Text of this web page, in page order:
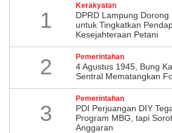
1
Kerakyatan
DPRD Lampung Dorong
untuk Tingkatkan
Kesejahteraan Petani
2 Pemerintahan
4 Agustus 1945, Bung
Sentral Mematangkan
3
Pemerintahan
PDI Perjuangan DIY
Program MBG, tapi
Anggaran